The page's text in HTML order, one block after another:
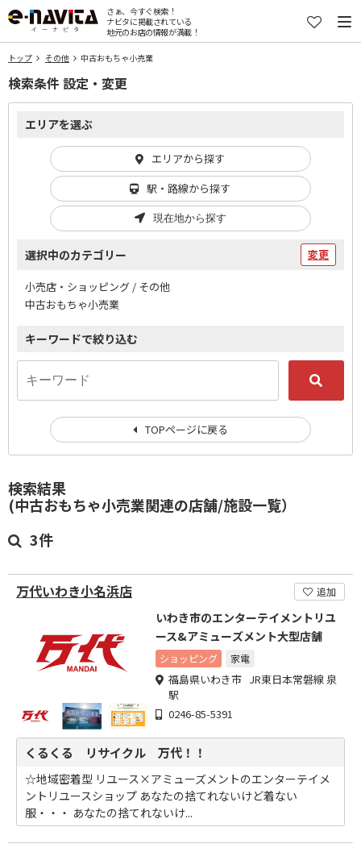
さぁ、今すぐ検索！
ナビタに掲載されている
地元のお店の情報が満載！
トップ その他 中古おもちゃ小売業
検索結果
(中古おもちゃ小売業関連の店舗/施設一覧）
3件
万代いわき小名浜店 追加
いわき市のエンターテイメントリユ
ース&アミューズメント大型店舗
ショッピング 家電
福島県いわき市 JR東日本常磐線 泉
駅
0246-85-5391
くるくる リサイクル 万代！！
☆地域密着型 リユース×アミューズメントのエンターテイメ
ントリユースショップ あなたの捨てれないけど着ない
服・・・ あなたの捨てれないけ...
検索条件 設定・変更
エリアを選ぶ
エリアから探す
駅・路線から探す
現在地から探す
選択中のカテゴリー 変更
小売店・ショッピング / その他
中古おもちゃ小売業
キーワードで絞り込む
TOPページに戻る